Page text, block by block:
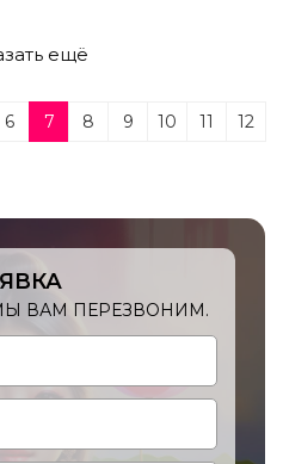
ещё
6 7 8 9 10 11
12
ВАМ ПЕРЕЗВОНИМ.